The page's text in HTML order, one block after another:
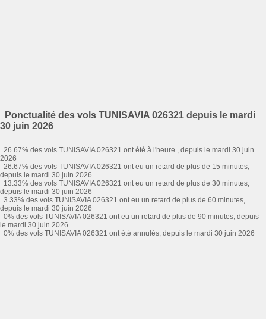
Ponctualité des vols TUNISAVIA 026321 depuis le mardi
30 juin 2026
26.67% des vols TUNISAVIA 026321 ont été à l'heure , depuis le mardi 30 juin
2026
26.67% des vols TUNISAVIA 026321 ont eu un retard de plus de 15 minutes,
depuis le mardi 30 juin 2026
13.33% des vols TUNISAVIA 026321 ont eu un retard de plus de 30 minutes,
depuis le mardi 30 juin 2026
3.33% des vols TUNISAVIA 026321 ont eu un retard de plus de 60 minutes,
depuis le mardi 30 juin 2026
0% des vols TUNISAVIA 026321 ont eu un retard de plus de 90 minutes, depuis
le mardi 30 juin 2026
0% des vols TUNISAVIA 026321 ont été annulés, depuis le mardi 30 juin 2026